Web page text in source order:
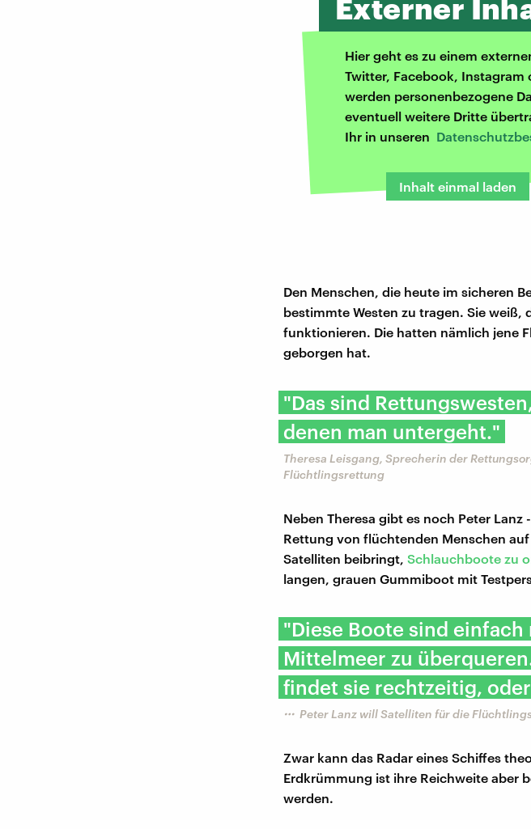
Externer
Hier geht es zu einem
Twitter, Facebook, Instagram
werden personenbezogene
eventuell weitere Dritte
Ihr in unseren
Inhalt einmal laden
Den Menschen, die heute im sicheren
bestimmte Westen zu tragen. Sie
funktionieren. Die hatten nämlich jene
geborgen hat.
"Das sind
denen man untergeht."
Theresa Leisgang, Sprecherin der
Flüchtlingsrettung
Neben Theresa gibt es noch Peter
Rettung von flüchtenden Menschen
Satelliten beibringt, Schlauchboote zu
langen, grauen Gummiboot mit
"Diese Boote sind
Mittelmeer zu
findet sie rechtzeitig,
Peter Lanz will Satelliten für die
Zwar kann das Radar eines Schiffes
Erdkrümmung ist ihre Reichweite aber
werden.